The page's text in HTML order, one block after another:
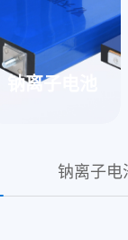
钠离子电池
钠离子电